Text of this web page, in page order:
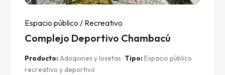
Espacio público / Recreativo
Complejo Deportivo Chambacú
Producto: Adoquines y losetas · Tipo: Espacio público
recreativo y deportivo